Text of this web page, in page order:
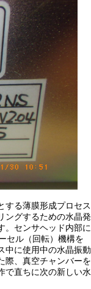
する薄膜形成プロセス
ングするための水晶発
。センサヘッド内部に
セル（回転）機構を
中に使用中の水晶振動
際、真空チャンバーを
で直ちに次の新しい水